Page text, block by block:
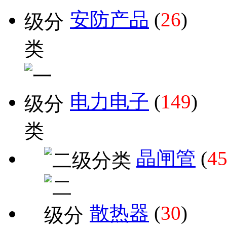
安防产品 (26)
电力电子 (149)
晶闸管 (45
散热器 (30)